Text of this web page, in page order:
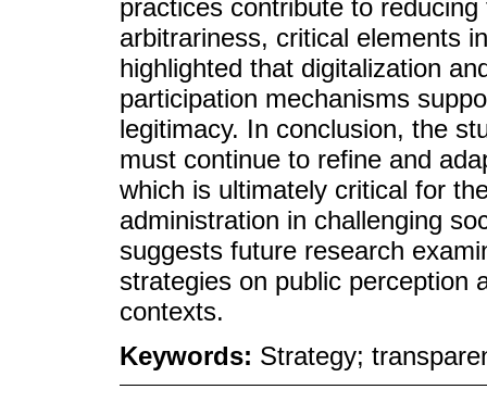
practices contribute to
arbitrariness, critical elements
highlighted that digitalization
participation mechanisms
legitimacy. In conclusion, the
must continue to refine and
which is ultimately critical for
administration in challenging
suggests future research
strategies on public perception
contexts.
Keywords: Strategy;